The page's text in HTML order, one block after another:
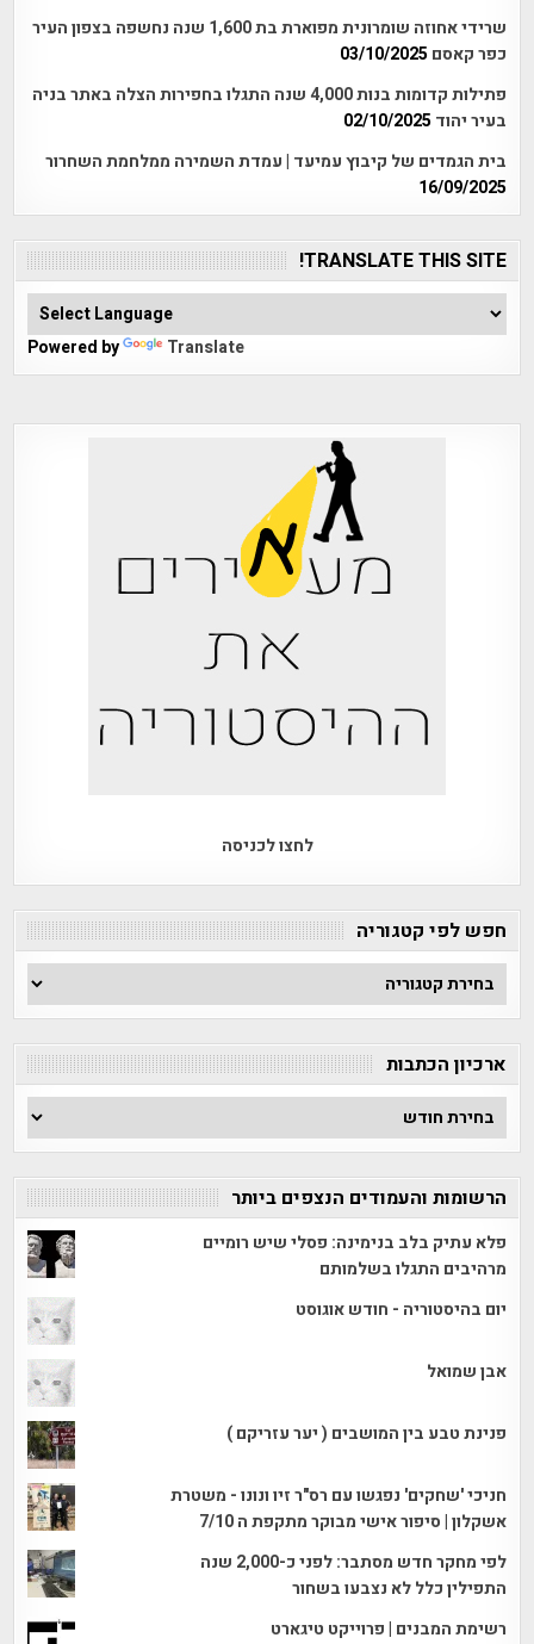
שרידי אחוזה שומרונית מפוארת בת 1,600 שנה נחשפה בצפון העיר
כפר קאסם 03/10/2025
פתילות קדומות בנות 4,000 שנה התגלו בחפירות הצלה באתר בניה
בעיר יהוד 02/10/2025
בית הגמדים של קיבוץ עמיעד | עמדת השמירה ממלחמת השחרור
16/09/2025
TRANSLATE THIS SITE!
Powered by Translate
לחצו לכניסה
חפש לפי קטגוריה
חפש
לפי
ארכיון הכתבות
ארכיון
הכתבות
הרשומות והעמודים הנצפים ביותר
פלא עתיק בלב בנימינה: פסלי שיש רומיים
מרהיבים התגלו בשלמותם
יום בהיסטוריה - חודש אוגוסט
אבן שמואל
פנינת טבע בין המושבים ( יער עזריקם )
חניכי 'שחקים' נפגשו עם רס"ר זיו ונונו - משטרת
אשקלון | סיפור אישי מבוקר מתקפת ה 7/10
לפי מחקר חדש מסתבר: לפני כ-2,000 שנה
התפילין כלל לא נצבעו בשחור
רשימת המבנים | פרוייקט טיגארט